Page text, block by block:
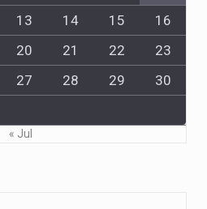
13 14 15
16
20 21 22
23
27 28 29
30
« Jul